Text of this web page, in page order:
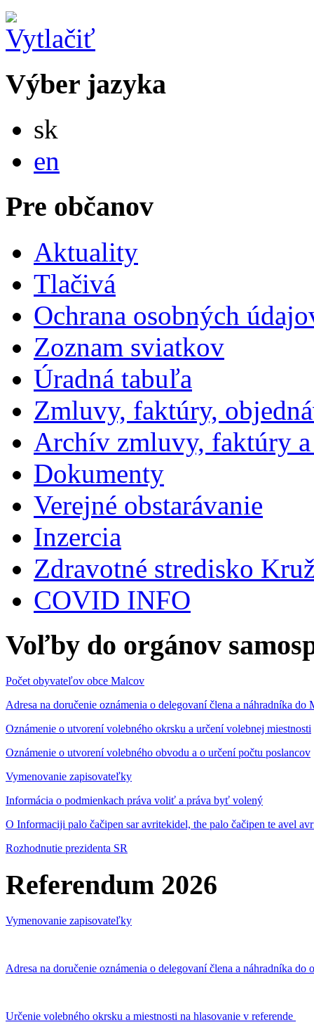
Výber jazyka
sk
en
Pre občanov
Aktuality
Tlačivá
Ochrana osobných
Zoznam sviatkov
Úradná tabuľa
Zmluvy, faktúry,
Archív zmluvy, faktúry
Dokumenty
Verejné obstarávanie
Inzercia
Zdravotné stredisko
COVID INFO
Voľby do orgánov
Počet obyvateľov obce Malcov
Adresa na doručenie oznámenia o delegovaní člena a náhradníka
Oznámenie o utvorení volebného okrsku a určení volebnej miestnosti
Oznámenie o utvorení volebného obvodu a o určení počtu poslancov
Vymenovanie zapisovateľky
Informácia o podmienkach práva voliť a práva byť volený
O Informaciji palo čačipen sar avritekidel, the palo čačipen te avel
Rozhodnutie prezidenta SR
Referendum 2026
Vymenovanie zapisovateľky
Adresa na doručenie oznámenia o delegovaní člena a náhradníka
Určenie volebného okrsku a miestnosti na hlasovanie v referende